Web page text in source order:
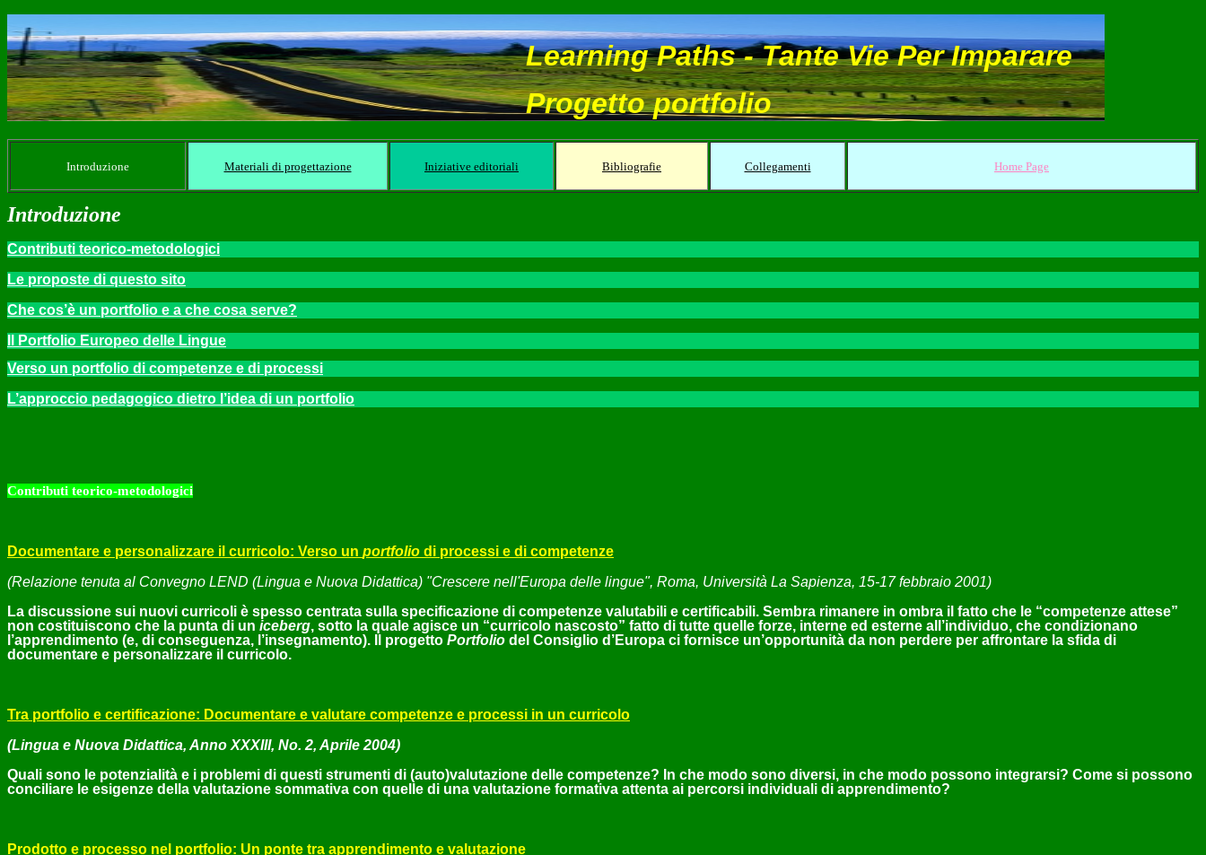
Learning Paths - Tante Vie Per Imparare
Progetto portfolio
Introduzione Materiali di progettazione Iniziative editoriali Bibliografie Collegamenti Home Page
Introduzione
Contributi teorico-metodologici
Le proposte di questo sito
Che cos’è un portfolio e a che cosa serve?
l Portfolio Europeo delle Lingue
Verso un portfolio di competenze e di processi
L’approccio pedagogico dietro l’idea di un portfolio
Contributi teorico-metodologici
Documentare e personalizzare il curricolo: Verso un portfolio di processi e di competenze
(Relazione tenuta al Convegno LEND (Lingua e Nuova Didattica) "Crescere nell'Europa delle lingue", Roma, Università La Sapienza, 15-17 febbraio 2001)
La discussione sui nuovi curricoli è spesso centrata sulla specificazione di competenze valutabili e certificabili. Sembra rimanere in ombra il fatto che le “competenze attese”
non costituiscono che la punta di un iceberg, sotto la quale agisce un “curricolo nascosto” fatto di tutte quelle forze, interne ed esterne all’individuo, che condizionano
l’apprendimento (e, di conseguenza, l’insegnamento). Il progetto Portfolio del Consiglio d’Europa ci fornisce un’opportunità da non perdere per affrontare la sfida di
documentare e personalizzare il curricolo.
Tra portfolio e certificazione: Documentare e valutare competenze e processi in un curricolo
(Lingua e Nuova Didattica, Anno XXXIII, No. 2, Aprile 2004)
Quali sono le potenzialità e i problemi di questi strumenti di (auto)valutazione delle competenze? In che modo sono diversi, in che modo possono integrarsi? Come si possono
conciliare le esigenze della valutazione sommativa con quelle di una valutazione formativa attenta ai percorsi individuali di apprendimento?
Prodotto e processo nel portfolio: Un ponte tra apprendimento e valutazione